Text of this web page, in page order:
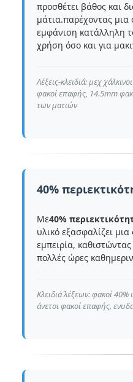
προσθέτει βάθος και
μάτια.παρέχοντας
εμφάνιση κατάλληλη
χρήση όσο και για
Λέξεις-κλειδιά: μεχ
φακοί επαφής, 14.5mm
των ματιών
40%
Με40%
υλικό εξασφαλίζει
εμπειρία,
πολλές ώρες
Κλειδιά λέξεων: φακοί 40%
άνετοι φακοί επαφής,